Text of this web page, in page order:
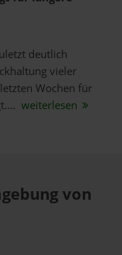
deutlich
vieler
Wochen für
weiterlesen
von